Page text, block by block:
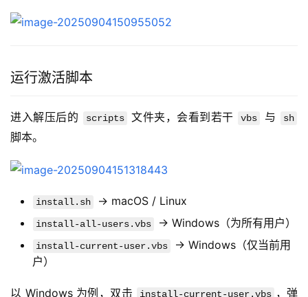
运行激活脚本
进入解压后的 scripts 文件夹，会看到若干 vbs 与 sh
脚本。
install.sh → macOS / Linux
install-all-users.vbs → Windows（为所有用户）
install-current-user.vbs
→ Windows（仅当前用
户）
以 Windows 为例，双击 install-current-user.vbs ，弹